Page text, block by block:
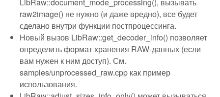
LibRaw::document_mode_processing(), вызывать
raw2image() не нужно (и даже вредно), все будет
сделано внутри функции постпроцессинга.
Новый вызов LibRaw::get_decoder_info() позволяет
определить формат хранения RAW-данных (если
вам нужен к ним доступ). См.
samples/unprocessed_raw.cpp как пример
использования.